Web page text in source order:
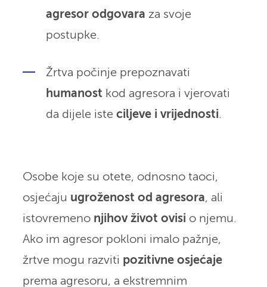
agresor odgovara za svoje
postupke.
Žrtva počinje prepoznavati
humanost kod agresora i vjerovati
da dijele iste ciljeve i vrijednosti.
Osobe koje su otete, odnosno taoci,
osjećaju ugroženost od agresora, ali
istovremeno njihov život ovisi o njemu.
Ako im agresor pokloni imalo pažnje,
žrtve mogu razviti pozitivne osjećaje
prema agresoru, a ekstremnim